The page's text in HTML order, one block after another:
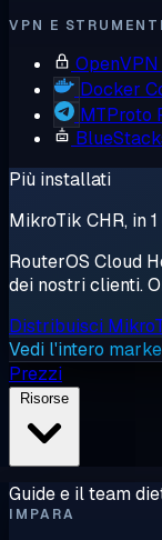
VPN E STRUMENTI
OpenVPN
Docker
MTProto
Più installati
MikroTik CHR, in
RouterOS Cloud
dei nostri clienti.
Distribuisci
Vedi l'intero
Prezzi
Guide e il team
IMPARA